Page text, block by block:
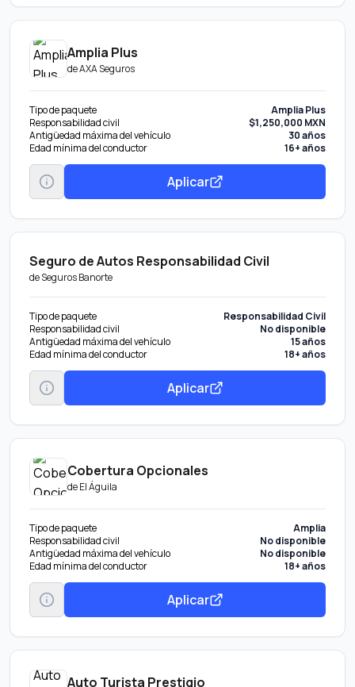
Amplia Plus
deAXA Seguros
Tipo de paquete
Amplia Plus
Responsabilidad civil
$1,250,000 MXN
Antigüedad máxima del vehículo
30 años
Edad mínima del conductor
16+ años
Aplicar
Seguro de Autos Responsabilidad Civil
deSeguros Banorte
Tipo de paquete
Responsabilidad Civil
Responsabilidad civil
No disponible
Antigüedad máxima del vehículo
15 años
Edad mínima del conductor
18+ años
Aplicar
Cobertura Opcionales
deEl Águila
Tipo de paquete
Amplia
Responsabilidad civil
No disponible
Antigüedad máxima del vehículo
No disponible
Edad mínima del conductor
18+ años
Aplicar
Auto Turista Prestigio